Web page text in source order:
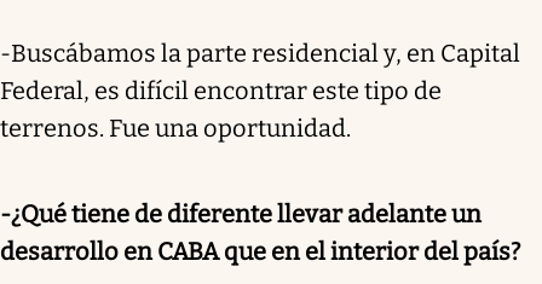
-Buscábamos la parte residencial y, en Capital
Federal, es difícil encontrar este tipo de
terrenos. Fue una oportunidad.
-¿Qué tiene de diferente llevar adelante un
desarrollo en CABA que en el interior del país?